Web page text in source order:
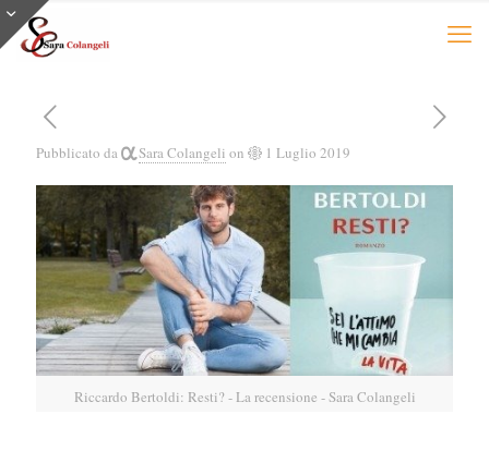
Pubblicato da Sara Colangeli on 1 Luglio 2019
Riccardo Bertoldi: Resti? - La recensione - Sara Colangeli